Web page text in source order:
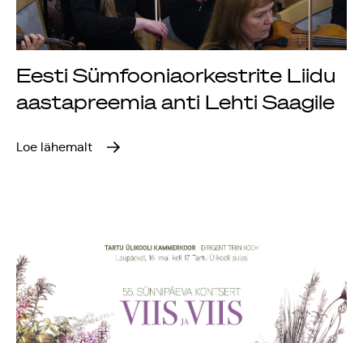
Gaudeamus 65.
aastapäev
Rahvusülikool 100
Emakeelne ülikool
"Baltikum tantsib"
Üliõpilasmaja 20.
sünnipäev
Eesti Sümfooniaorkestrite Liidu
aastapreemia anti Lehti Saagile
Loe lähemalt